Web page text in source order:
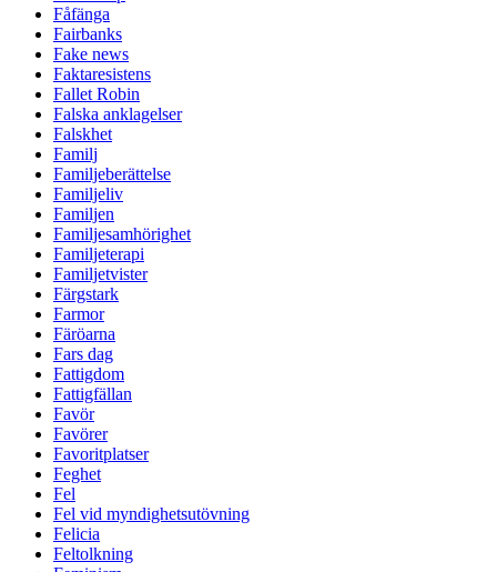
Fåfänga
Fairbanks
Fake news
Faktaresistens
Fallet Robin
Falska anklagelser
Falskhet
Familj
Familjeberättelse
Familjeliv
Familjen
Familjesamhörighet
Familjeterapi
Familjetvister
Färgstark
Farmor
Färöarna
Fars dag
Fattigdom
Fattigfällan
Favör
Favörer
Favoritplatser
Feghet
Fel
Fel vid myndighetsutövning
Felicia
Feltolkning